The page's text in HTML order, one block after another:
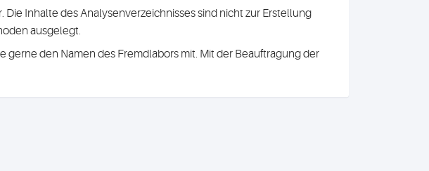
Inhalte des Analysenverzeichnisses sind nicht zur Erstellung
ausgelegt.
den Namen des Fremdlabors mit. Mit der Beauftragung der